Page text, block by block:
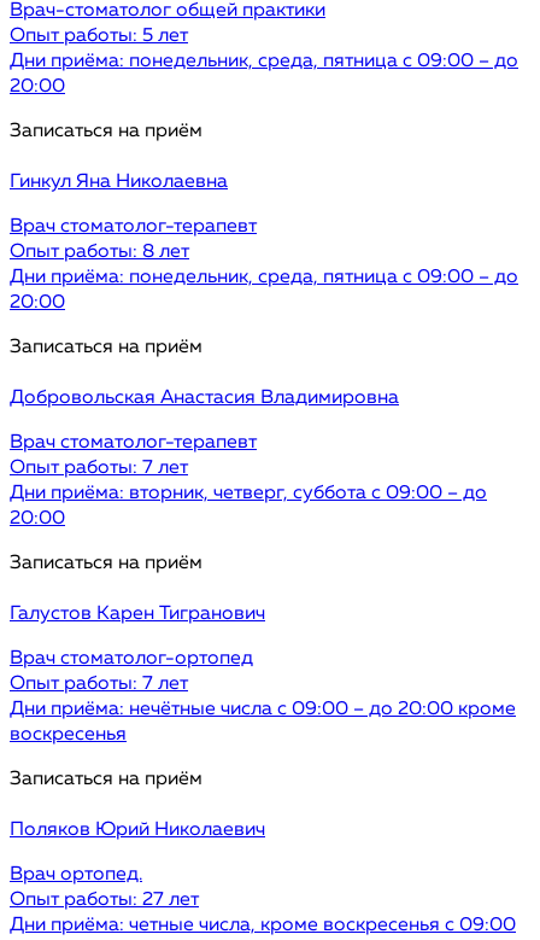
Врач-стоматолог общей практики
Опыт работы: 5 лет
Дни приёма: понедельник, среда, пятница с 09:00 – до
20:00
Записаться на приём
Гинкул Яна Николаевна
Врач стоматолог-терапевт
Опыт работы: 8 лет
Дни приёма: понедельник, среда, пятница с 09:00 – до
20:00
Записаться на приём
Добровольская Анастасия Владимировна
Врач стоматолог-терапевт
Опыт работы: 7 лет
Дни приёма: вторник, четверг, суббота с 09:00 – до
20:00
Записаться на приём
Галустов Карен Тигранович
Врач стоматолог-ортопед
Опыт работы: 7 лет
Дни приёма: нечётные числа с 09:00 – до 20:00 кроме
воскресенья
Записаться на приём
Поляков Юрий Николаевич
Врач ортопед.
Опыт работы: 27 лет
Дни приёма: четные числа, кроме воскресенья с 09:00